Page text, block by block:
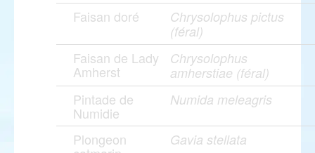
Faisan doré
Chrysolophus pictus
(féral)
Faisan de Lady
Amherst
Chrysolophus
amherstiae (féral)
Pintade de
Numidie
Numida meleagris
Plongeon Gavia stellata